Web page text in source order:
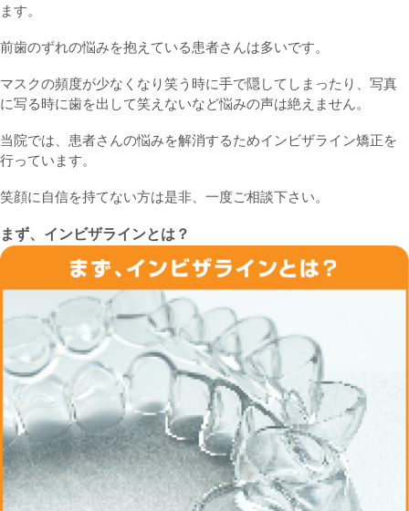
ます。
前歯のずれの悩みを抱えている患者さんは多いです。
マスクの頻度が少なくなり笑う時に手で隠してしまったり、写真
に写る時に歯を出して笑えないなど悩みの声は絶えません。
当院では、患者さんの悩みを解消するためインビザライン矯正を
行っています。
笑顔に自信を持てない方は是非、一度ご相談下さい。
まず、インビザラインとは？